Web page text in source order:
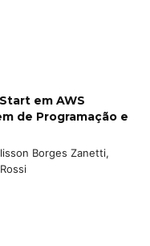
em AWS
de Programação e
Borges Zanetti,